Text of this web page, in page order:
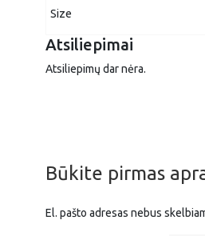
Size
Atsiliepimai
Atsiliepimų dar nėra.
Būkite pirmas
El. pašto adresas nebus